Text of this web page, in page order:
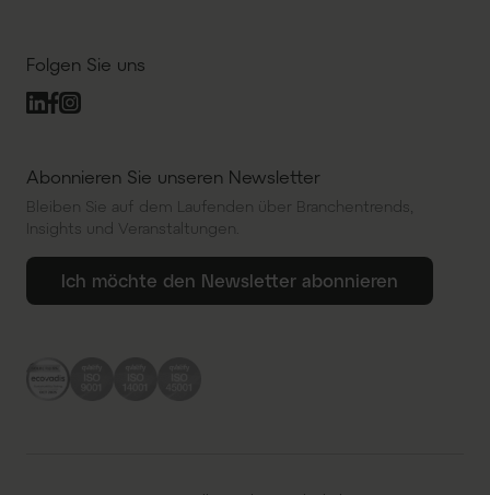
Folgen Sie uns
Abonnieren Sie unseren Newsletter
Bleiben Sie auf dem Laufenden über Branchentrends,
Insights und Veranstaltungen.
Ich möchte den Newsletter abonnieren